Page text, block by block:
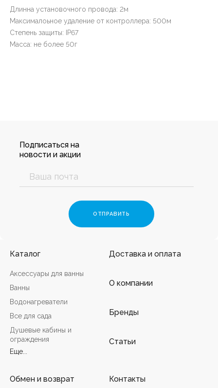
Длинна установочного провода: 2м
Максималоьное удаление от контроллера: 500м
Степень защиты: IP67
Масса: не более 50г
Подписаться на
новости и акции
Каталог
Аксессуары для ванны
Ванны
Водонагреватели
Все для сада
Душевые кабины и
ограждения
Еще...
Доставка и оплата
О компании
Бренды
Статьи
Обмен и возврат
Контакты